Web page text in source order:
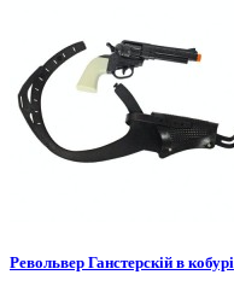
Револьвер Ганстерскій в кобурі